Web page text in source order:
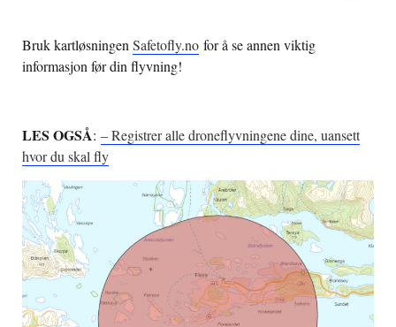
Bruk kartløsningen Safetofly.no for å se annen viktig
informasjon før din flyvning!
LES OGSÅ: – Registrer alle droneflyvningene dine, uansett
hvor du skal fly